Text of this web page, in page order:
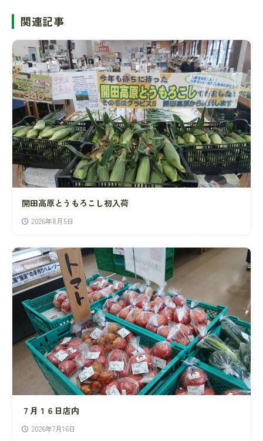
関連記事
開田高原とうもろこし初入荷
2026年8月5日
７月１６日店内
2026年7月16日